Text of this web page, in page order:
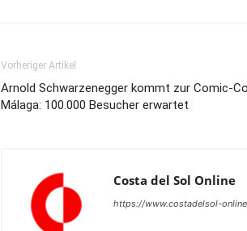
Vorheriger Artikel
Arnold Schwarzenegger kommt zur Comic-
Málaga: 100.000 Besucher erwartet
Costa del Sol Online
https://www.costadelsol-